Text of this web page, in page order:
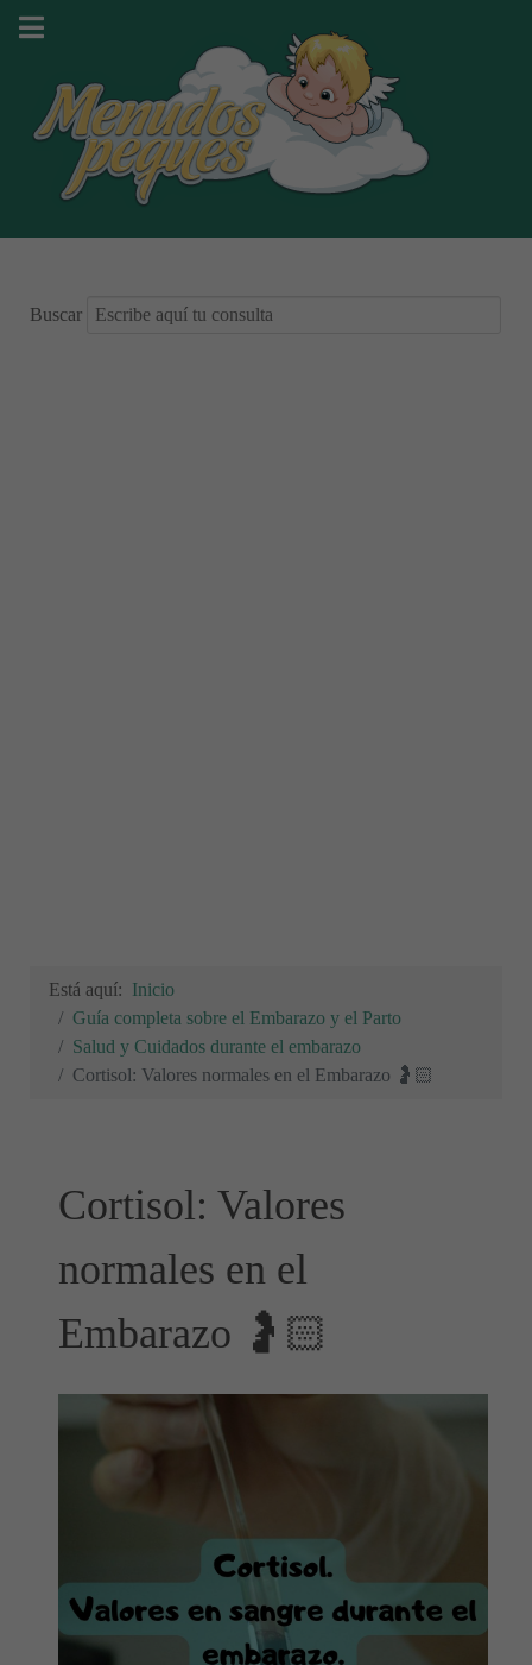
Buscar
Está aquí: Inicio
Guía completa sobre el Embarazo y el Parto
Salud y Cuidados durante el embarazo
Cortisol: Valores normales en el Embarazo 🤰🏻
Cortisol: Valores
normales en el
Embarazo 🤰🏻